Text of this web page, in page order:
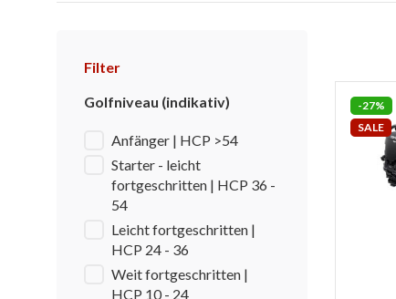
Filter
Golfniveau (indikativ)
Anfänger | HCP >54
Starter - leicht
fortgeschritten | HCP 36 -
54
Leicht fortgeschritten |
HCP 24 - 36
Weit fortgeschritten |
HCP 10 - 24
-27%
SALE